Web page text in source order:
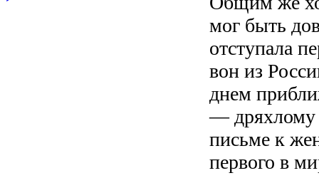
мог быть
отступала
вон из
днем
— дряхлому
письме к
первого в